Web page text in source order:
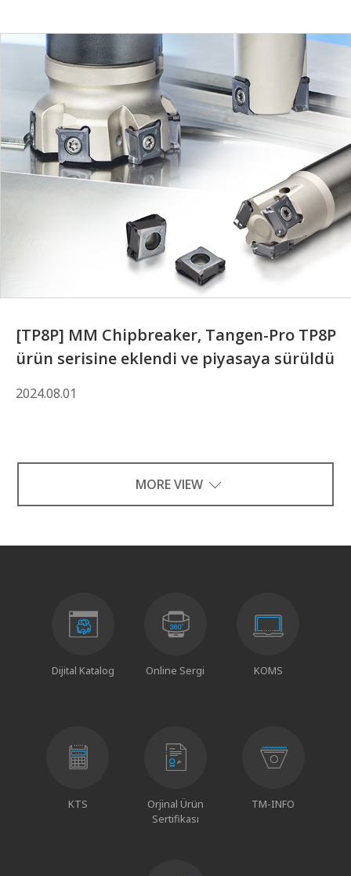
[TP8P] MM Chipbreaker, Tangen-Pro TP8P
ürün serisine eklendi ve piyasaya sürüldü
2024.08.01
MORE VIEW
Dijital Katalog Online Sergi KOMS
KTS
Orjinal Ürün
Sertifikası
TM-INFO